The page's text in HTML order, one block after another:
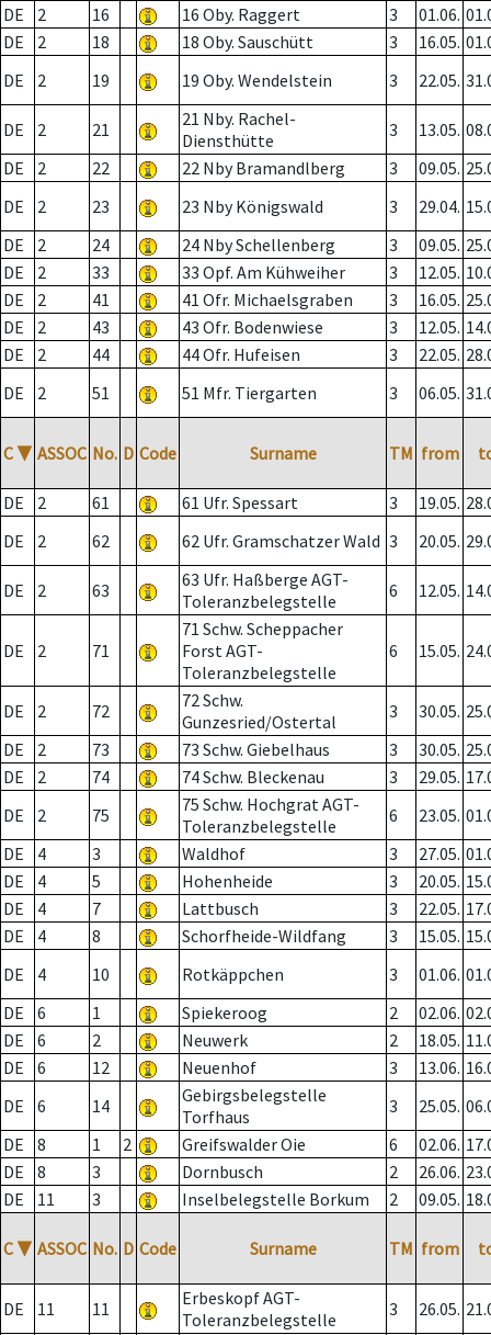
DE
2 16 16 Oby. Raggert 3 01.06.
DE
2 18 18 Oby. Sauschütt 3 16.05.
DE
2 19 19 Oby. Wendelstein 3 22.05.
DE 2 21
21 Nby. Rachel-
Diensthütte
3 13.05.
DE
2 22 22 Nby Bramandlberg 3 09.05.
DE
2 23 23 Nby Königswald 3 29.04.
DE
2 24 24 Nby Schellenberg 3 09.05.
DE
2 33 33 Opf. Am Kühweiher 3 12.05.
DE
2 41 41 Ofr. Michaelsgraben 3 16.05.
DE
2 43 43 Ofr. Bodenwiese 3 12.05.
DE
2 44 44 Ofr. Hufeisen 3 22.05.
DE
2 51 51 Mfr. Tiergarten 3 06.05.
C ▼ ASSOC No. D Code Surname TM from
DE 2 61 61 Ufr. Spessart 3 19.05.
DE
2 62 62 Ufr. Gramschatzer Wald 3 20.05.
DE 2 63
63 Ufr. Haßberge AGT-
Toleranzbelegstelle
6 12.05.
DE 2 71
71 Schw. Scheppacher
Forst AGT-
Toleranzbelegstelle
6 15.05.
DE 2 72
72 Schw.
Gunzesried/Ostertal
3 30.05.
DE
2 73 73 Schw. Giebelhaus 3 30.05.
DE
2 74 74 Schw. Bleckenau 3 29.05.
DE
2 75
75 Schw. Hochgrat AGT-
Toleranzbelegstelle
6 23.05.
DE
4 3 Waldhof 3 27.05.
DE
4 5 Hohenheide 3 20.05.
DE
4 7 Lattbusch 3 22.05.
DE
4 8 Schorfheide-Wildfang 3 15.05.
DE
4 10 Rotkäppchen 3 01.06.
DE
6 1 Spiekeroog 2 02.06.
DE
6 2 Neuwerk 2 18.05.
DE
6 12 Neuenhof 3 13.06.
DE
6 14
Gebirgsbelegstelle
Torfhaus
3 25.05.
DE
8 1 2 Greifswalder Oie 6 02.06.
DE
8 3 Dornbusch 2 26.06.
DE
11 3 Inselbelegstelle Borkum 2 09.05.
C ▼ ASSOC No. D Code Surname TM from
DE 11 11
Erbeskopf AGT-
Toleranzbelegstelle
3 26.05.